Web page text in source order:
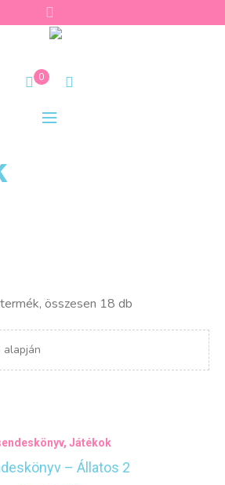
0
összesen 18 dbSorted
, Játékok
– Állatos 2